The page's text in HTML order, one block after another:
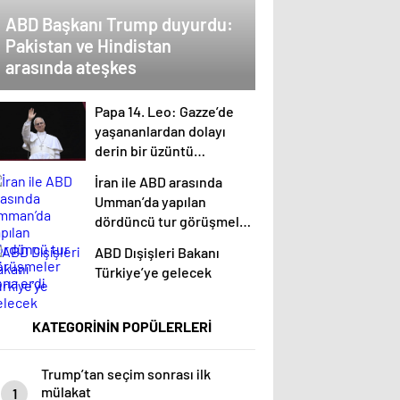
ABD Başkanı Trump duyurdu:
Pakistan ve Hindistan
arasında ateşkes
Papa 14. Leo: Gazze’de
yaşananlardan dolayı
derin bir üzüntü
İran ile ABD arasında
Umman’da yapılan
dördüncü tur görüşmeler
ABD Dışişleri Bakanı
Türkiye’ye gelecek
KATEGORİNİN POPÜLERLERİ
1
Trump’tan seçim sonrası ilk
mülakat